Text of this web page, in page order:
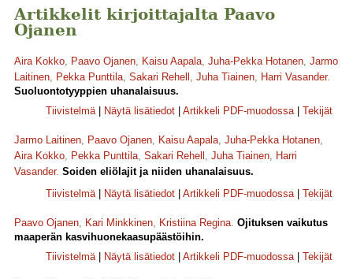
Artikkelit kirjoittajalta Paavo
Ojanen
Aira Kokko, Paavo Ojanen, Kaisu Aapala, Juha-Pekka Hotanen, Jarmo
Laitinen, Pekka Punttila, Sakari Rehell , Juha Tiainen, Harri Vasander.
Suoluontotyyppien uhanalaisuus.
Tiivistelmä| Näytä lisätiedot Artikkeli PDF-muodossa| Tekijät
Jarmo Laitinen, Paavo Ojanen, Kaisu Aapala, Juha-Pekka Hotanen,
Aira Kokko, Pekka Punttila, Sakari Rehell , Juha Tiainen, Harri
Vasander. Soiden eliölajit ja niiden uhanalaisuus.
Tiivistelmä| Näytä lisätiedot Artikkeli PDF-muodossa| Tekijät
Paavo Ojanen, Kari Minkkinen, Kristiina Regina. Ojituksen vaikutus
maaperän kasvihuonekaasupäästöihin.
Tiivistelmä| Näytä lisätiedot Artikkeli PDF-muodossa| Tekijät